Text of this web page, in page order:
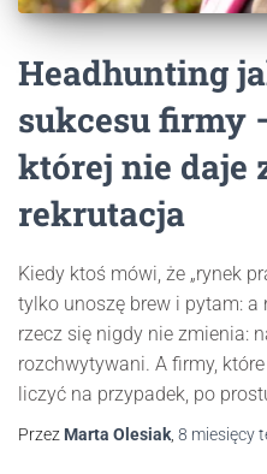
Headhunting
sukcesu firmy
której nie daje
rekrutacja
Kiedy ktoś mówi, że „rynek
tylko unoszę brew i pytam: a
rzecz się nigdy nie zmienia:
rozchwytywani. A firmy,
liczyć na przypadek, po
Przez Marta Olesiak 8 miesięcy